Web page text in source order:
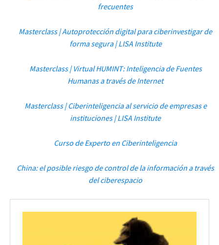
frecuentes
Masterclass | Autoprotección digital para ciberinvestigar de
forma segura | LISA Institute
Masterclass | Virtual HUMINT: Inteligencia de Fuentes
Humanas a través de Internet
Masterclass | Ciberinteligencia al servicio de empresas e
instituciones | LISA Institute
Curso de Experto en Ciberinteligencia
China: el posible riesgo de control de la información a través
del ciberespacio